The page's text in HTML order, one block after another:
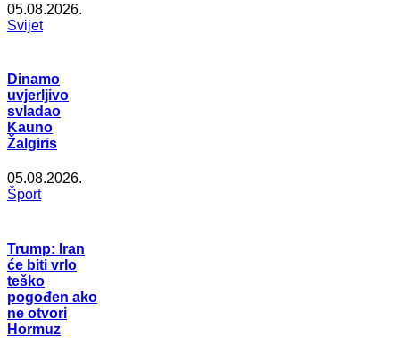
05.08.2026.
Svijet
Dinamo
uvjerljivo
svladao
Kauno
Žalgiris
05.08.2026.
Šport
Trump: Iran
će biti vrlo
teško
pogođen ako
ne otvori
Hormuz